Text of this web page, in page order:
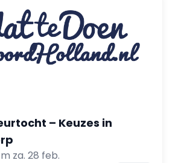
– Keuzes in
za. 28 feb.